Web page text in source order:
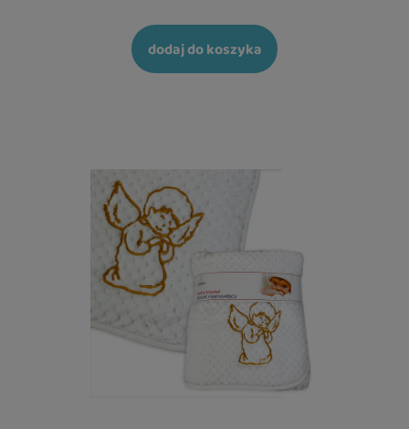
dodaj do koszyka